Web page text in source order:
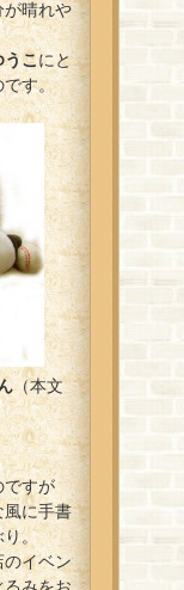
が晴れや
うこにと
す。
（本文
ですが
風に手書
り。
イベン